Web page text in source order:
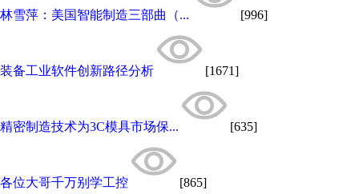
林雪萍：美国智能制造三部曲（... [996]
装备工业软件创新路径分析 [1671]
精密制造技术为3C模具市场保... [635]
各位大哥千万别学工控 [865]